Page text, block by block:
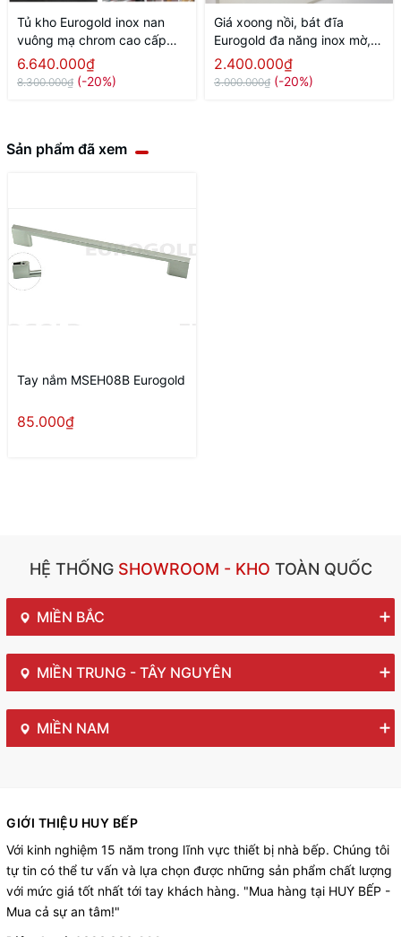
Tủ kho Eurogold inox nan
vuông mạ chrom cao cấp
cánh mở
6.640.000₫
8.300.000₫ (-20%)
Giá xoong nồi, bát đĩa
Eurogold đa năng inox mờ,
gắn cánh âm tủ
2.400.000₫
3.000.000₫ (-20%)
Sản phẩm đã xem
Tay nắm MSEH08B Eurogold
85.000₫
HỆ THỐNGSHOWROOM - KHO TOÀN QUỐC
MIỀN BẮC
MIỀN TRUNG - TÂY NGUYÊN
MIỀN NAM
GIỚI THIỆU HUY BẾP
Với kinh nghiệm 15 năm trong lĩnh vực thiết bị nhà bếp. Chúng tôi
tự tin có thể tư vấn và lựa chọn được những sản phẩm chất lượng
với mức giá tốt nhất tới tay khách hàng. "Mua hàng tại HUY BẾP -
Mua cả sự an tâm!"